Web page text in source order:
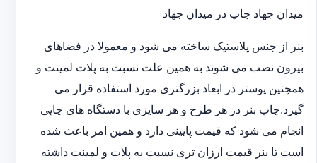
میدان جهاد چاپ در میدان جهاد
بنر از جنس پلاستیک ساخته می شود و معمولا در فضاهای
بیرون نصب می شوند به همین علت نسبت به پلات لمینت و
همچنین پوستر در ابعاد بزرگتری مورد استفاده قرار می
گیرد.چاپ بنر در هر طرح و هر سایزی با دستگاه های چاپی
انجام می شود که قیمت پایینی دارد و همین امر باعث شده
است تا بنر قیمت ارزان تری نسبت به پلات و لمینت داشته